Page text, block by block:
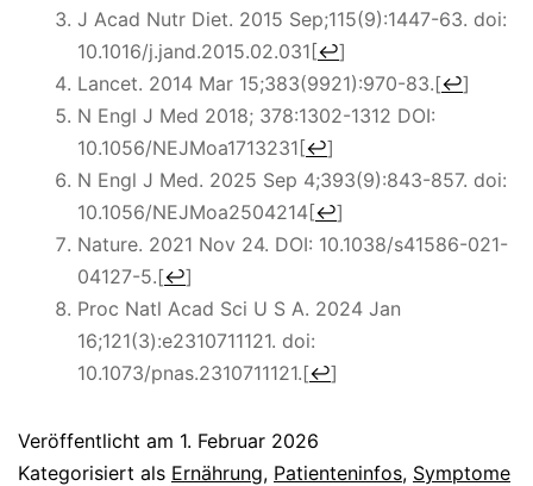
J Acad Nutr Diet. 2015 Sep;115(9):1447-63. doi:
10.1016/j.jand.2015.02.031[↩]
Lancet. 2014 Mar 15;383(9921):970-83.[↩]
N Engl J Med 2018; 378:1302-1312 DOI:
10.1056/NEJMoa1713231[↩]
N Engl J Med. 2025 Sep 4;393(9):843-857. doi:
10.1056/NEJMoa2504214[↩]
Nature. 2021 Nov 24. DOI: 10.1038/s41586-021-
04127-5.[↩]
Proc Natl Acad Sci U S A. 2024 Jan
16;121(3):e2310711121. doi:
10.1073/pnas.2310711121.[↩]
Veröffentlicht am 1. Februar 2026
Kategorisiert als Ernährung, Patienteninfos, Symptome